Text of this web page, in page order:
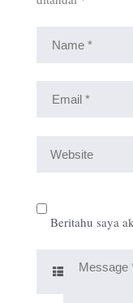
Beritahu saya